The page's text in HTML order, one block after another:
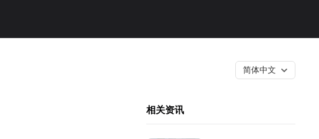
简体中文
相关资讯